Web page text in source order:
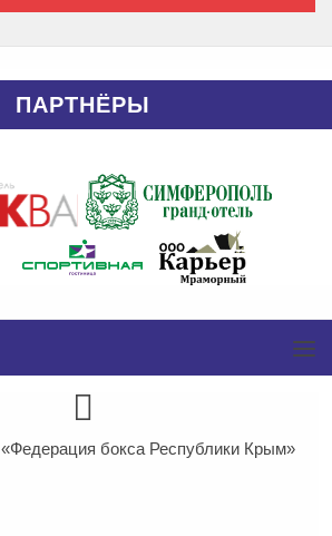
ПАРТНЁРЫ
«Федерация бокса Республики Крым»